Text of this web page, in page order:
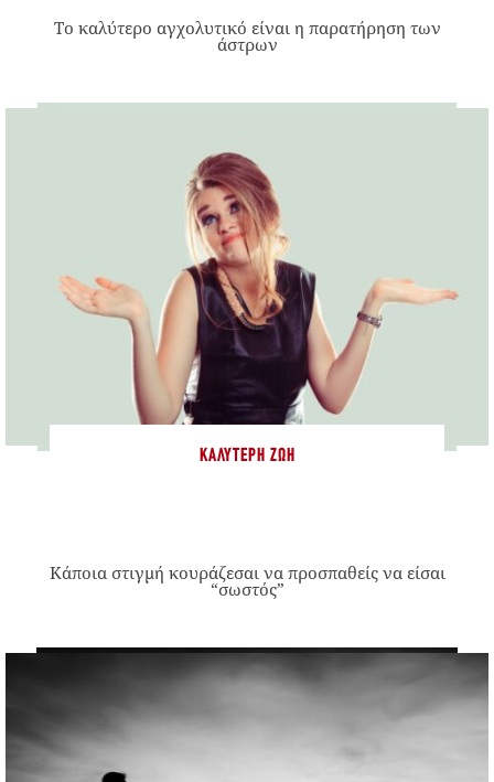
Το καλύτερο αγχολυτικό είναι η παρατήρηση των
άστρων
ΚΑΛΎΤΕΡΗ ΖΩΉ
Κάποια στιγμή κουράζεσαι να προσπαθείς να είσαι
“σωστός”